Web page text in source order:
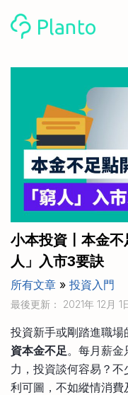
計劃買樓
計劃買樓第一步
全功能記賬
管理及分析所
管理MPF戶口
一次過管理所
申請清卡數/
CreFIT x
私人貸款
年利率/APR/
投資戶口 (美
比較最抵美股
投資戶口 (港
比較最抵港股
投資加密貨幣
比較最抵
月供股票計劃
比較最抵月供
比較定存利率
信用卡
比較各種最優
關於我們
Academy
Marketplace
其他網站
手機App與理財資訊
商業解決方案
小本投資〡本金
人」入市3要訣
所有文章 » 投資入門
最後更新： 2021年 12月 1
投資新手或剛踏進職
資本金不足。每月薪
力，投資談何容易？
利可圖，不如縱情消